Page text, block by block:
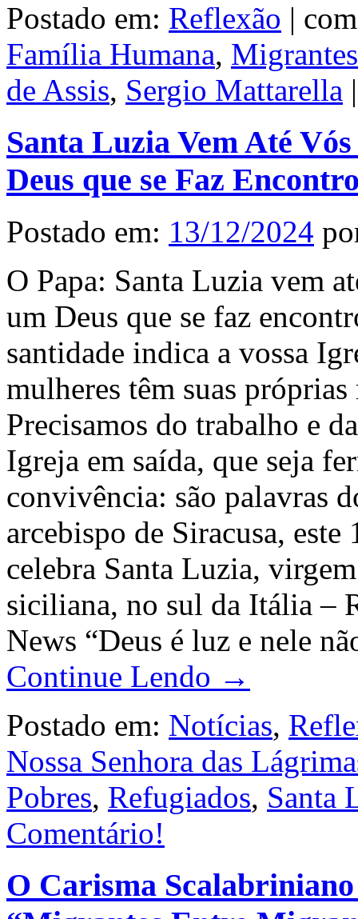
Postado em: Reflexão |
Família Humana, Migrantes
de Assis, Sergio Mattarella
Santa Luzia Vem Até
Deus que se Faz
Postado em: 13/12/2024
O Papa: Santa Luzia vem
um Deus que se faz
santidade indica a vossa
mulheres têm suas
Precisamos do trabalho e
Igreja em saída, que seja
convivência: são palavras
arcebispo de Siracusa,
celebra Santa Luzia,
siciliana, no sul da Itália –
News “Deus é luz e nele
Continue Lendo →
Postado em: Notícias,
Nossa Senhora das
Pobres, Refugiados, Santa
Comentário!
O Carisma